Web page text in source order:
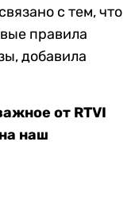
с тем, что
правила
добавила
от RTVI
наш